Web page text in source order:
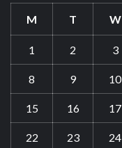
M T W
1 2 3
8 9 10
15 16 17
22 23 24